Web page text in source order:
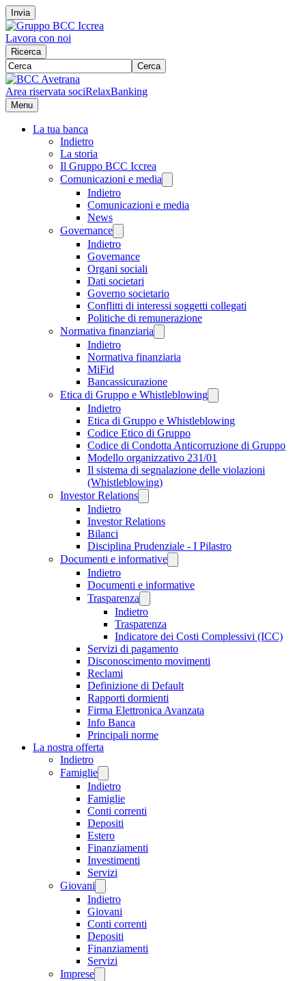
Invia
Lavora con noi
Ricerca
Cerca
Area riservata sociRelaxBanking
Menu
La tua banca
Indietro
La storia
Il Gruppo BCC Iccrea
Comunicazioni e media
Indietro
Comunicazioni e media
News
Governance
Indietro
Governance
Organi sociali
Dati societari
Governo societario
Conflitti di interessi soggetti collegati
Politiche di remunerazione
Normativa finanziaria
Indietro
Normativa finanziaria
MiFid
Bancassicurazione
Etica di Gruppo e Whistleblowing
Indietro
Etica di Gruppo e Whistleblowing
Codice Etico di Gruppo
Codice di Condotta Anticorruzione di Gruppo
Modello organizzativo 231/01
Il sistema di segnalazione delle violazioni
(Whistleblowing)
Investor Relations
Indietro
Investor Relations
Bilanci
Disciplina Prudenziale - I Pilastro
Documenti e informative
Indietro
Documenti e informative
Trasparenza
Indietro
Trasparenza
Indicatore dei Costi Complessivi (ICC)
Servizi di pagamento
Disconoscimento movimenti
Reclami
Definizione di Default
Rapporti dormienti
Firma Elettronica Avanzata
Info Banca
Principali norme
La nostra offerta
Indietro
Famiglie
Indietro
Famiglie
Conti correnti
Depositi
Estero
Finanziamenti
Investimenti
Servizi
Giovani
Indietro
Giovani
Conti correnti
Depositi
Finanziamenti
Servizi
Imprese